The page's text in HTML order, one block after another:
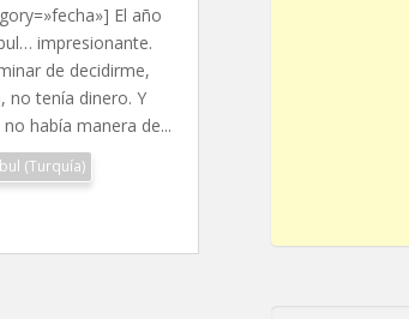
El año
impresionante.
de decidirme,
no tenía dinero. Y
había manera de...
(Turquía)